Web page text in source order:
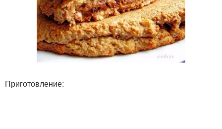
Приготовление: